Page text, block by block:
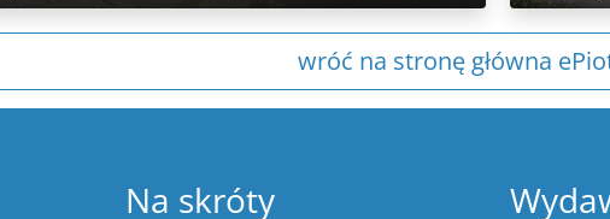
wróć na stronę główna
Na skróty